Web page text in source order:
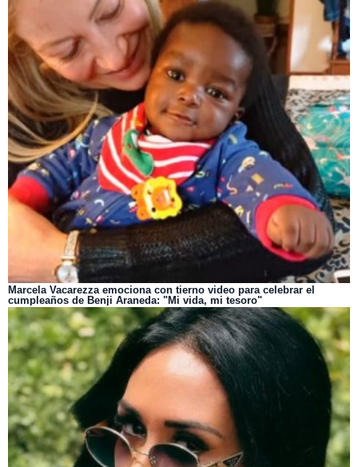
Marcela Vacarezza emociona con tierno video para celebrar el
cumpleaños de Benji Araneda: "Mi vida, mi tesoro"